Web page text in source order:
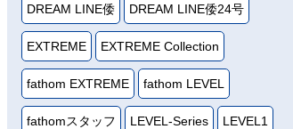
DREAM LINE倭 DREAM LINE倭24号
EXTREME EXTREME Collection
fathom EXTREME fathom LEVEL
fathomスタッフ LEVEL-Series LEVEL1